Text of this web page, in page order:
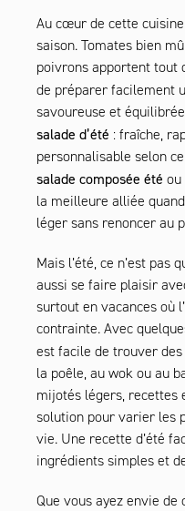
Au cœur de cette
saison. Tomates bien
poivrons apportent tout
de préparer facilement
savoureuse et
salade d’été : fraîche,
personnalisable selon
salade composée été
la meilleure alliée
léger sans renoncer au
Mais l’été, ce n’est pas
aussi se faire plaisir
surtout en vacances où
contrainte. Avec
est facile de trouver des
la poêle, au wok ou au
mijotés légers, recettes
solution pour varier les
vie. Une recette d’été
ingrédients simples et
Que vous ayez envie de